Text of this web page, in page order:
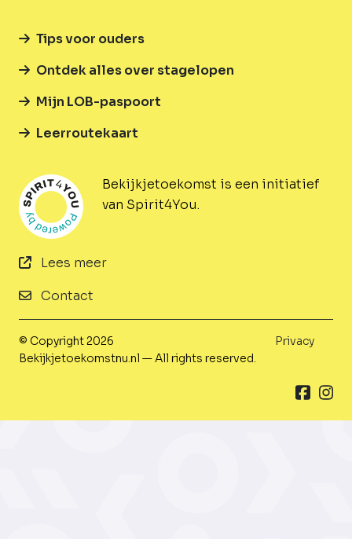
Bekijkjetoekomst is een initiatief
van Spirit4You.
Lees meer
Contact
Tips voor ouders
Ontdek alles over stagelopen
Mijn LOB-paspoort
Leerroutekaart
© Copyright 2026
Bekijkjetoekomstnu.nl — All rights reserved.
Privacy